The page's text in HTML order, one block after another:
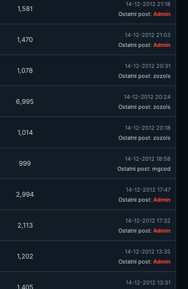
1,581
14-12-2012 21:18
Ostatni post: Admin
1,470
14-12-2012 21:03
Ostatni post: Admin
1,078
14-12-2012 20:31
Ostatni post: zozols
6,995
14-12-2012 20:24
Ostatni post: zozols
1,014
14-12-2012 20:18
Ostatni post: zozols
999
14-12-2012 18:58
Ostatni post: mgcod
2,994
14-12-2012 17:47
Ostatni post: Admin
2,113
14-12-2012 17:32
Ostatni post: Admin
1,202
14-12-2012 13:35
Ostatni post: Admin
1,405
14-12-2012 13:31